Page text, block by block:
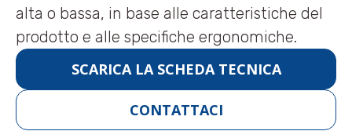
alta o bassa, in base alle caratteristiche del
prodotto e alle specifiche ergonomiche.
SCARICA LA SCHEDA TECNICA
CONTATTACI